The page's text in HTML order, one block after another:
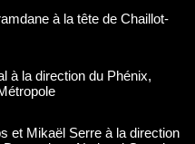
la direction du Phénix,
et Mikaël Serre à la direction
National Grand